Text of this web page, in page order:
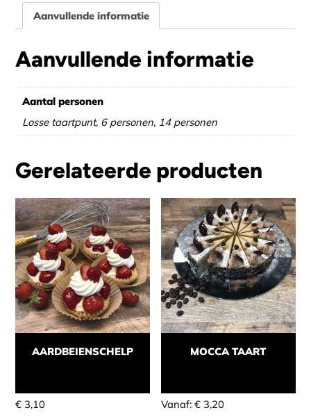
Aanvullende informatie
Aanvullende informatie
Aantal personen
Losse taartpunt, 6 personen, 14 personen
Gerelateerde producten
AARDBEIENSCHELP
€ 3,10
MOCCA TAART
Vanaf:€ 3,20